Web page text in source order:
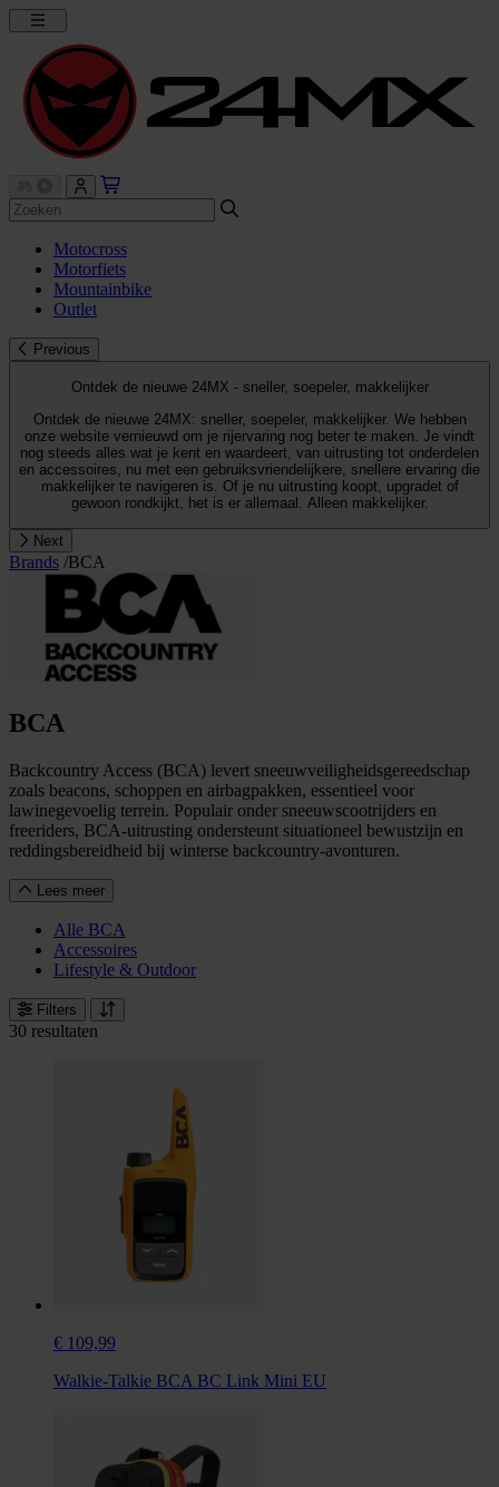
Motocross
Motorfiets
Mountainbike
Outlet
Previous
Ontdek de nieuwe 24MX - sneller, soepeler, makkelijker
Ontdek de nieuwe 24MX: sneller, soepeler, makkelijker. We hebben
onze website vernieuwd om je rijervaring nog beter te maken. Je vindt
nog steeds alles wat je kent en waardeert, van uitrusting tot onderdelen
en accessoires, nu met een gebruiksvriendelijkere, snellere ervaring die
makkelijker te navigeren is. Of je nu uitrusting koopt, upgradet of
gewoon rondkijkt, het is er allemaal. Alleen makkelijker.
Next
Brands /BCA
BCA
Backcountry Access (BCA) levert sneeuwveiligheidsgereedschap
zoals beacons, schoppen en airbagpakken, essentieel voor
lawinegevoelig terrein. Populair onder sneeuwscootrijders en
freeriders, BCA-uitrusting ondersteunt situationeel bewustzijn en
reddingsbereidheid bij winterse backcountry-avonturen.
Lees meer
Alle BCA
Accessoires
Lifestyle & Outdoor
Filters
30 resultaten
€ 109,99
Walkie-Talkie BCA BC Link Mini EU